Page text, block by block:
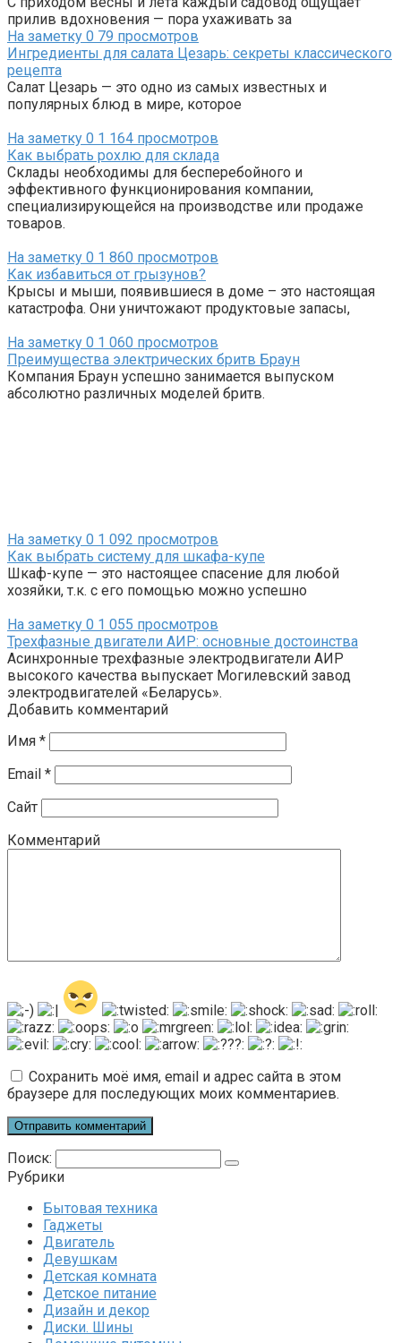
прилив вдохновения — пора ухаживать за
На заметку 0 79 просмотров
Ингредиенты для салата Цезарь: секреты классического
рецепта
Салат Цезарь — это одно из самых известных и
популярных блюд в мире, которое
На заметку 0 1 164 просмотров
Как выбрать рохлю для склада
Склады необходимы для бесперебойного и
эффективного функционирования компании,
специализирующейся на производстве или продаже
товаров.
На заметку 0 1 860 просмотров
Как избавиться от грызунов?
Крысы и мыши, появившиеся в доме – это настоящая
катастрофа. Они уничтожают продуктовые запасы,
На заметку 0 1 060 просмотров
Преимущества электрических бритв Браун
Компания Браун успешно занимается выпуском
абсолютно различных моделей бритв.
На заметку 0 1 092 просмотров
Как выбрать систему для шкафа-купе
Шкаф-купе — это настоящее спасение для любой
хозяйки, т.к. с его помощью можно успешно
На заметку 0 1 055 просмотров
Трехфазные двигатели АИР: основные достоинства
Асинхронные трехфазные электродвигатели АИР
высокого качества выпускает Могилевский завод
электродвигателей «Беларусь».
Добавить комментарий
Имя *
Email *
Сайт
Комментарий
Сохранить моё имя, email и адрес сайта в этом
браузере для последующих моих комментариев.
Поиск:
Рубрики
Бытовая техника
Гаджеты
Двигатель
Девушкам
Детская комната
Детское питание
Дизайн и декор
Диски. Шины